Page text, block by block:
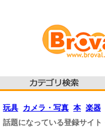
玩具 カメラ・写真 本 楽器
話題になっている登録サイト